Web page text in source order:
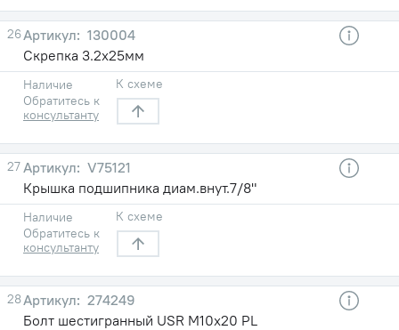
26
130004
Скрепка 3.2x25мм
Наличие
Обратитесь к
консультанту
К схеме
27
V75121
Крышка подшипника диам.внут.7/8"
Наличие
Обратитесь к
консультанту
К схеме
28
274249
Болт шестигранный USR M10х20 PL